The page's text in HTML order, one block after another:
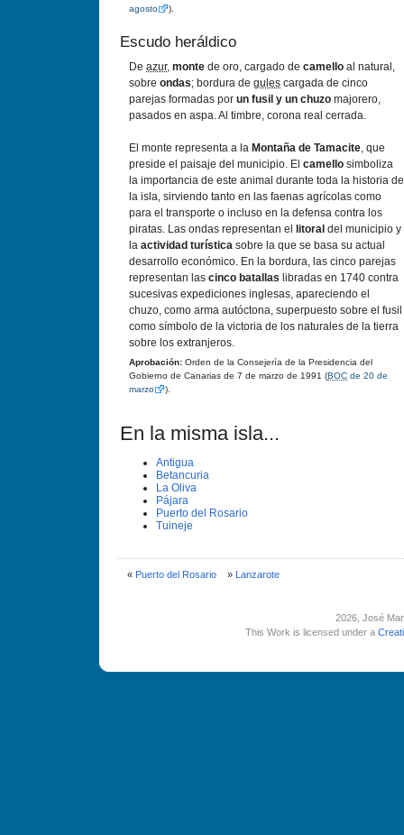
agosto
).
Escudo heráldico
De azur, monte de oro, cargado de camello al natural,
sobre ondas; bordura de gules cargada de cinco
parejas formadas por un fusil y un chuzo majorero,
pasados en aspa. Al timbre, corona real cerrada.
El monte representa a la Montaña de Tamacite, que
preside el paisaje del municipio. El camello simboliza
la importancia de este animal durante toda la historia de
la isla, sirviendo tanto en las faenas agrícolas como
para el transporte o incluso en la defensa contra los
piratas. Las ondas representan el
litoral del municipio y
la actividad turística sobre la que se basa su actual
desarrollo económico. En la bordura, las cinco parejas
representan las cinco batallas libradas en 1740 contra
sucesivas expediciones inglesas, apareciendo el
chuzo, como arma autóctona, superpuesto sobre el fusil
como símbolo de la victoria de los naturales de la tierra
sobre los extranjeros.
Aprobación: Orden de la Consejería de la Presidencia del
Gobierno de Canarias de 7 de marzo de 1991 (BOC de 20 de
marzo
).
En la misma isla...
Antigua
Betancuria
La Oliva
Pájara
Puerto del Rosario
Tuineje
« Puerto del Rosario» Lanzarote
2026, José
This Work is licensed under a